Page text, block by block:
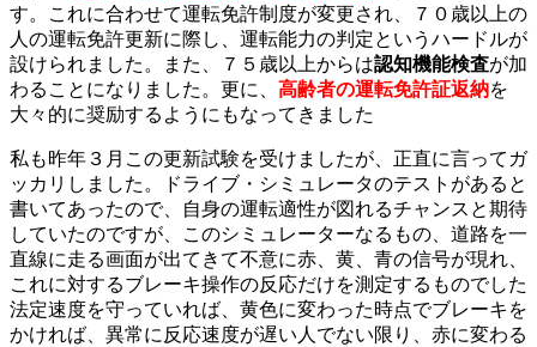
す。これに合わせて運転免許制度が変更され、７０歳以上の
人の運転免許更新に際し、運転能力の判定というハードルが
設けられました。また、７５歳以上からは認知機能検査が加
わることになりました。更に、 高齢者の運転免許証返納を
大々的に奨励するようにもなってきました
私も昨年３月この更新試験を受けましたが、正直に言ってガ
ッカリしました。ドライブ・シミュレータのテストがあると
書いてあったので、自身の運転適性が図れるチャンスと期待
していたのですが、このシミュレーターなるもの、道路を一
直線に走る画面が出てきて不意に赤、黄、青の信号が現れ、
これに対するブレーキ操作の反応だけを測定するものでした
法定速度を守っていれば、黄色に変わった時点でブレーキを
かければ、異常に反応速度が遅い人でない限り、赤に変わる